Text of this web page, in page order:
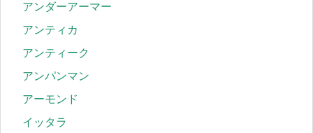
アンダーアーマー
アンティカ
アンティーク
アンパンマン
アーモンド
イッタラ